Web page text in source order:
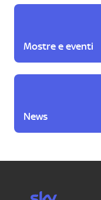
Mostre e eventi
News